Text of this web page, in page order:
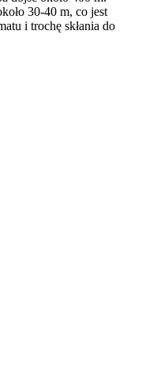
30-40 m, co jest
i trochę skłania do